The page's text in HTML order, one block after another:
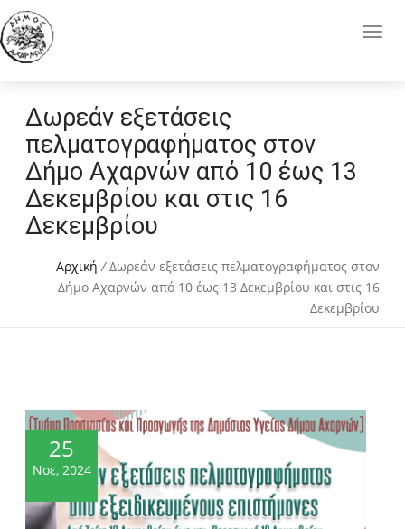
Δωρεάν εξετάσεις
πελματογραφήματος στον
Δήμο Αχαρνών από 10 έως 13
Δεκεμβρίου και στις 16
Δεκεμβρίου
Αρχική /Δωρεάν εξετάσεις πελματογραφήματος στον
Δήμο Αχαρνών από 10 έως 13 Δεκεμβρίου και στις 16
Δεκεμβρίου
25
Νοε, 2024